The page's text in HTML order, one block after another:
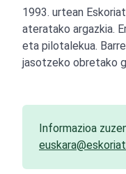
1993. urtean
ateratako argazkia.
eta pilotalekua.
jasotzeko obretako
Informazioa